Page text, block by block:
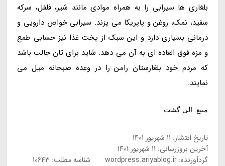
بلغاری ها سیرابی را به همراه موادی مانند شیر، فلفل، سرکه
سفید، نمک، روغن و پاپریکا می پزند. سیرابی خواص دارویی و
درمانی بسیاری دارد و این سبک از پخت غذا نیز حسابی طمع
و مزه فوق العاده ای به آن می دهد. شاید برای تان جالب باشد
که مردم خود بلغارستان رامن را در وعده صبحانه میل می
نمایند.
منبع: الی گشت
تاریخ انتشار: 11 شهریور 1401
آخرین بروزرسانی: 11 شهریور 1401
گردآورنده:wordpress.ariyablog.ir شناسه مطلب: 10643